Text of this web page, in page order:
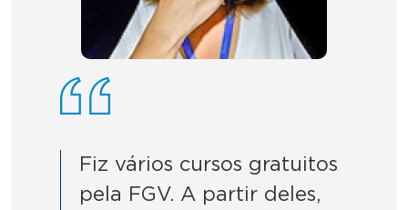
Fiz vários cursos gratuitos
pela FGV. A partir deles,